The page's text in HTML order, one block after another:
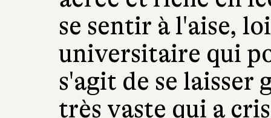
se sentir à l'aise,
universitaire qui
s'agit de se laisser
très vaste qui a